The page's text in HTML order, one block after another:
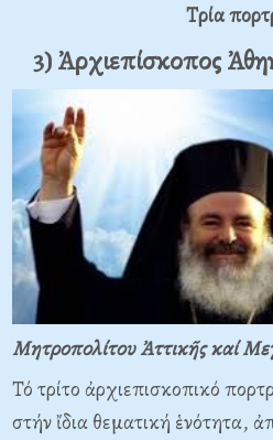
Τρία
3) Ἀρχιεπίσκοπος
Μητροπολίτου Ἀττικῆς καί
Τό τρίτο ἀρχιεπισκοπικό
στήν ἴδια θεματική ἑνότητα,